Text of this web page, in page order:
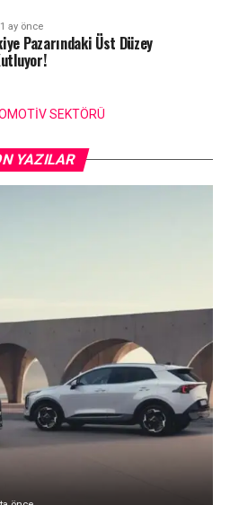
ay önce
Pazarındaki Üst Düzey
SEKTÖRÜ
YAZILAR